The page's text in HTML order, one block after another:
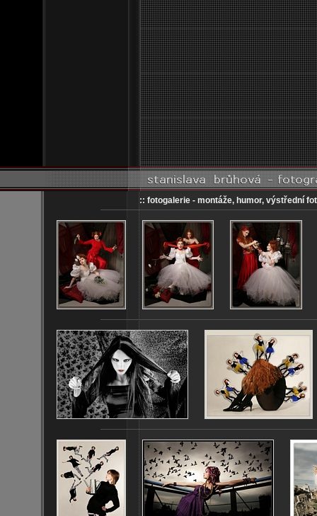
:: fotogalerie - montáže, humor, výstřední